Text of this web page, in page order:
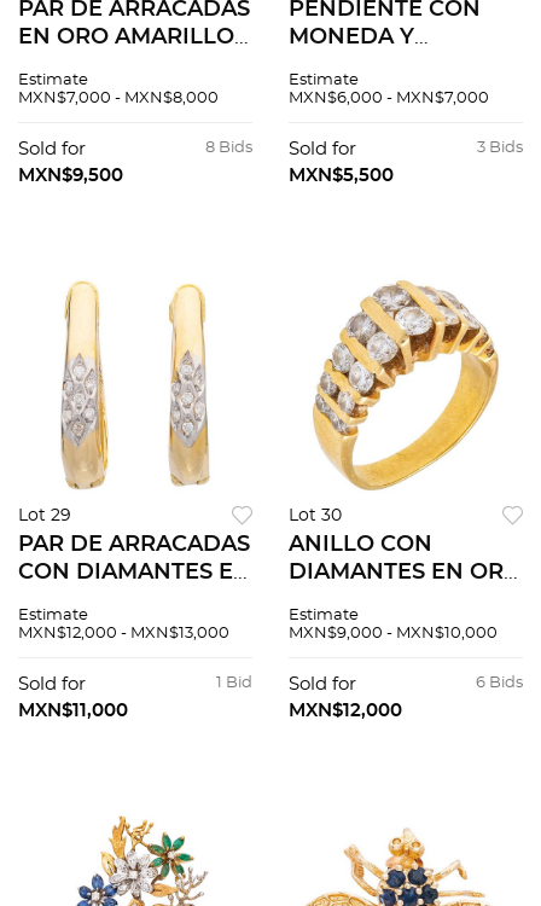
PAR DE ARRACADAS
EN ORO AMARILLO
Estimate
MXN$7,000 - MXN$8,000
8 Bids
Sold for
MXN$9,500
PENDIENTE CON
MONEDA Y
AMARILLO DE 21.6K
corte brillante ~0.07
ct y Moneda
Estimate
MXN$6,000 - MXN$7,000
3 Bids
Sold for
MXN$5,500
Lot 29
PAR DE ARRACADAS
CON DIAMANTES EN
14K. Diamantes
ct.
Estimate
MXN$12,000 - MXN$13,000
1 Bid
Sold for
MXN$11,000
Lot 30
ANILLO CON
DIAMANTES EN ORO
Diamantes corte
Estimate
MXN$9,000 - MXN$10,000
6 Bids
Sold for
MXN$12,000